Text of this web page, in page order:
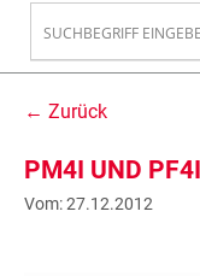
← Zurück
PM4I UND
Vom: 27.12.2012